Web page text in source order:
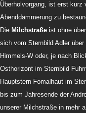
Überholvorgang, ist erst kurz
Abenddämmerung zu
Die Milchstraße ist ohne
sich vom Sternbild Adler
Himmels-W oder, je nach
Osthorizont im Sternbild
Hauptstern Fomalhaut im
bis zum Jahresende der
unserer Milchstraße in mehr